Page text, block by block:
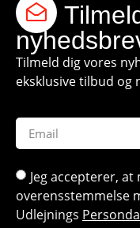
Tilmeld dig vores
eksklusive tilbud og
Jeg accepterer,
overensstemmelse
Udlejnings